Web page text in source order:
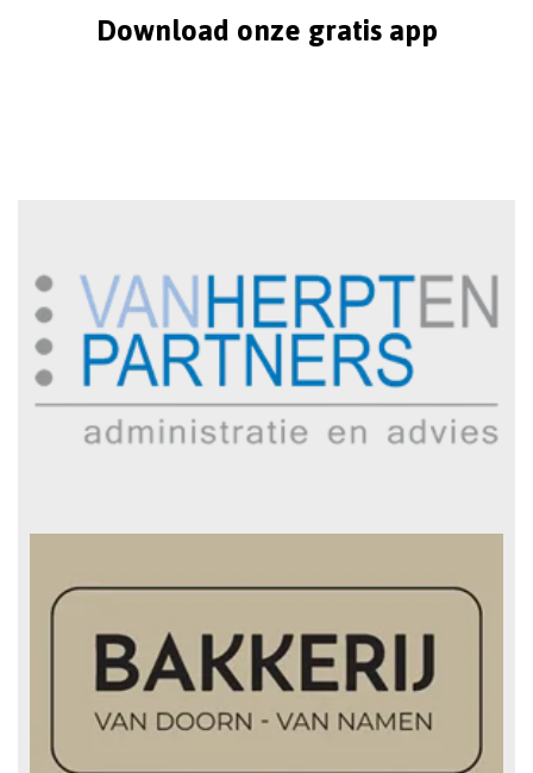
Download onze gratis app